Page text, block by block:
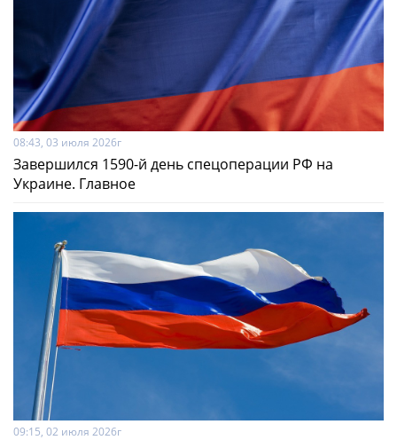
08:43, 03 июля 2026г
Завершился 1590-й день спецоперации РФ на
Украине. Главное
09:15, 02 июля 2026г